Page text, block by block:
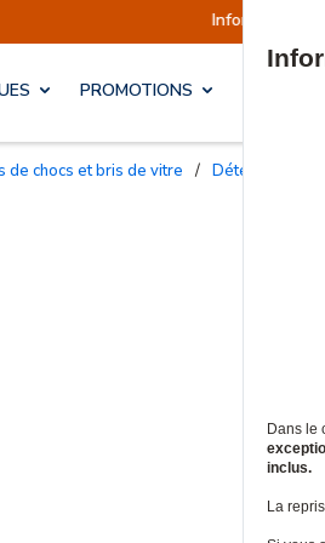
Information | Les expéditions
PROMOTIONS
de chocs et bris de vitre / Détecteurs